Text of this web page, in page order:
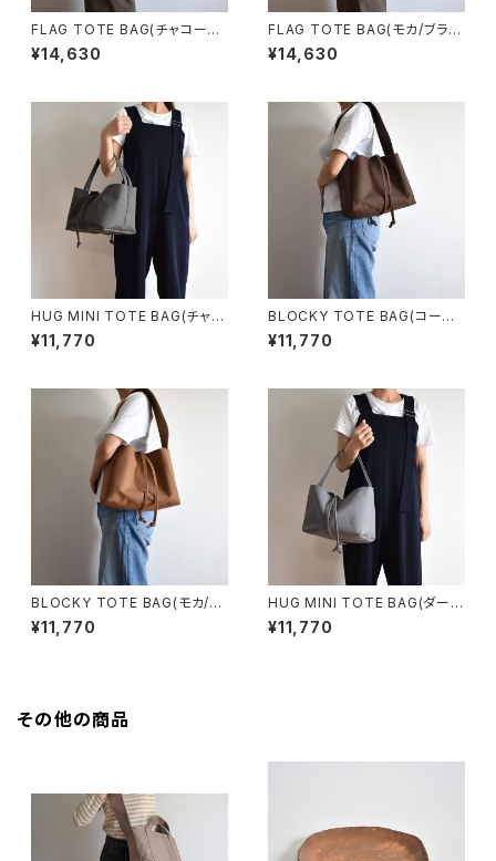
FLAG TOTE BAG(チャコール/
グレー)
¥14,630
FLAG TOTE BAG(モカ/ブラウ
ン)
¥14,630
HUG MINI TOTE BAG(チャコ
ール/グレー)
¥11,770
BLOCKY TOTE BAG(コーヒ
ー/ブラウン)
¥11,770
BLOCKY TOTE BAG(モカ/ブ
ラウン)
¥11,770
HUG MINI TOTE BAG(ダーク
グレー)
¥11,770
その他の商品